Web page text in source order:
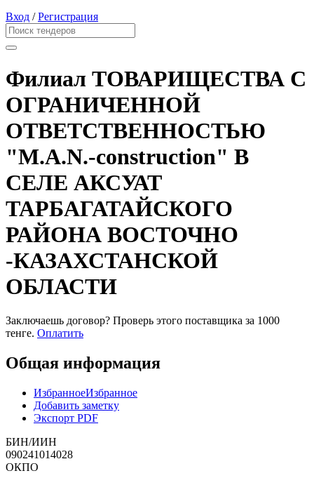
Вход /Регистрация
Филиал ТОВАРИЩЕСТВА С
ОГРАНИЧЕННОЙ
ОТВЕТСТВЕННОСТЬЮ
"M.A.N.-construction" В
СЕЛЕ АКСУАТ
ТАРБАГАТАЙСКОГО
РАЙОНА ВОСТОЧНО
-КАЗАХСТАНСКОЙ
ОБЛАСТИ
Заключаешь договор? Проверь этого поставщика за 1000
тенге. Оплатить
Общая информация
ИзбранноеИзбранное
Добавить заметку
Экспорт PDF
БИН/ИИН
090241014028
ОКПО